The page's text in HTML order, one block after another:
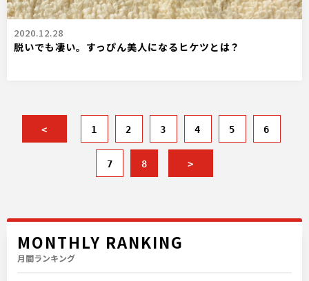
2020.12.28
脱いでも凄い。すっぴん美人になるヒケツとは？
< 1 2 3 4 5 6
7 8 >
MONTHLY RANKING
月間ランキング